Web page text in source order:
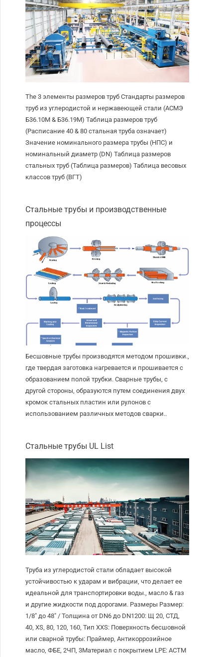
The 3 элементы размеров труб Стандарты размеров
труб из углеродистой и нержавеющей стали (АСМЭ
Б36.10М & Б36.19М) Таблица размеров труб
(Расписание 40 & 80 стальная труба означает)
Значение номинального размера трубы (НПС) и
номинальный диаметр (DN) Таблица размеров
стальных труб (Таблица размеров) Таблица весовых
классов труб (ВГТ)
Стальные трубы и производственные
процессы
Бесшовные трубы производятся методом прошивки.,
где твердая заготовка нагревается и прошивается с
образованием полой трубки. Сварные трубы, с
другой стороны, образуются путем соединения двух
кромок стальных пластин или рулонов с
использованием различных методов сварки..
Стальные трубы UL List
Труба из углеродистой стали обладает высокой
устойчивостью к ударам и вибрации, что делает ее
идеальной для транспортировки воды., масло & газ
и другие жидкости под дорогами. Размеры Размер:
1/8″ до 48″ / Толщина от DN6 до DN1200: Щ 20, СТД,
40, XS, 80, 120, 160, Тип XXS: Поверхность бесшовной
или сварной трубы: Праймер, Антикоррозийное
масло, ФБЕ, 2ЧП, 3Материал с покрытием LPE: АСТМ